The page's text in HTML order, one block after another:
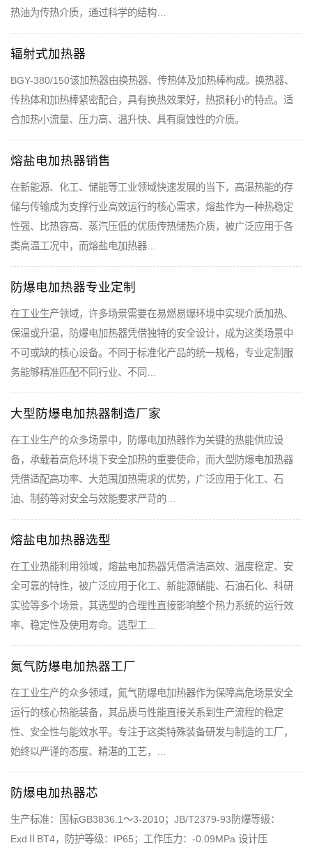
热油为传热介质，通过科学的结构…
辐射式加热器
BGY-380/150该加热器由换热器、传热体及加热棒构成。换热器、
传热体和加热棒紧密配合，具有换热效果好，热损耗小的特点。适
合加热小流量、压力高、温升快、具有腐蚀性的介质。
熔盐电加热器销售
在新能源、化工、储能等工业领域快速发展的当下，高温热能的存
储与传输成为支撑行业高效运行的核心需求，熔盐作为一种热稳定
性强、比热容高、蒸汽压低的优质传热储热介质，被广泛应用于各
类高温工况中，而熔盐电加热器…
防爆电加热器专业定制
在工业生产领域，许多场景需要在易燃易爆环境中实现介质加热、
保温或升温，防爆电加热器凭借独特的安全设计，成为这类场景中
不可或缺的核心设备。不同于标准化产品的统一规格，专业定制服
务能够精准匹配不同行业、不同…
大型防爆电加热器制造厂家
在工业生产的众多场景中，防爆电加热器作为关键的热能供应设
备，承载着高危环境下安全加热的重要使命，而大型防爆电加热器
凭借适配高功率、大范围加热需求的优势，广泛应用于化工、石
油、制药等对安全与效能要求严苛的…
熔盐电加热器选型
在工业热能利用领域，熔盐电加热器凭借清洁高效、温度稳定、安
全可靠的特性，被广泛应用于化工、新能源储能、石油石化、科研
实验等多个场景，其选型的合理性直接影响整个热力系统的运行效
率、稳定性及使用寿命。选型工…
氮气防爆电加热器工厂
在工业生产的众多领域，氮气防爆电加热器作为保障高危场景安全
运行的核心热能装备，其品质与性能直接关系到生产流程的稳定
性、安全性与能效水平。专注于这类特殊装备研发与制造的工厂，
始终以严谨的态度、精湛的工艺，…
防爆电加热器芯
生产标准：国标GB3836.1～3-2010；JB/T2379-93防爆等级：
ExdⅡBT4，防护等级：IP65；工作压力：-0.09MPa 设计压